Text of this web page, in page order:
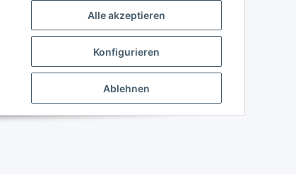
Alle akzeptieren
Konfigurieren
Ablehnen